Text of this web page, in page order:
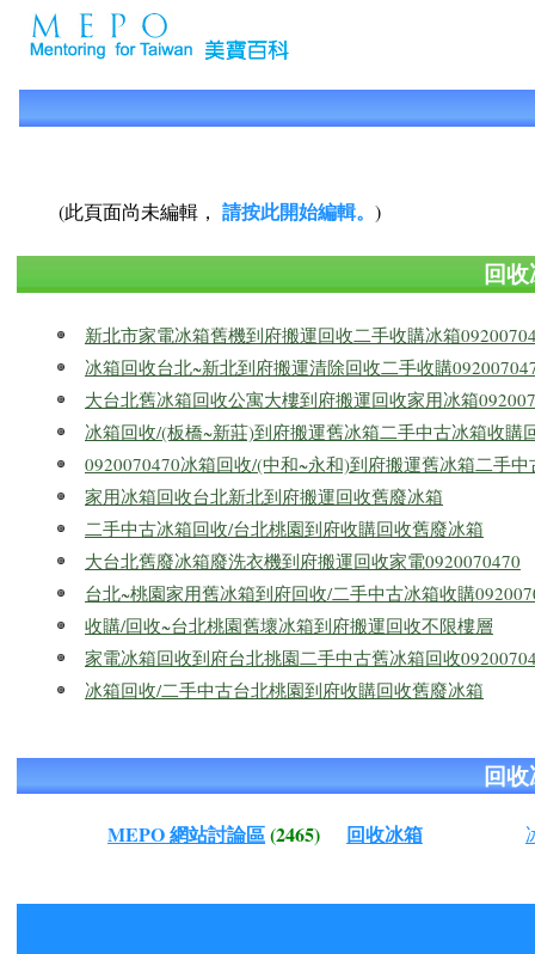
(此頁面尚未編輯， 請按此開始編輯。 )
回
新北市家電冰箱舊機到府搬運回收二手收購冰箱
冰箱回收台北~新北到府搬運清除回收二手收購
大台北舊冰箱回收公寓大樓到府搬運回收家用冰箱
冰箱回收/(板橋~新莊)到府搬運舊冰箱二手中古冰箱收購
0920070470冰箱回收/(中和~永和)到府搬運舊冰箱二手
家用冰箱回收台北新北到府搬運回收舊廢冰箱
二手中古冰箱回收/台北桃園到府收購回收舊廢冰箱
大台北舊廢冰箱廢洗衣機到府搬運回收家電0920070470
台北~桃園家用舊冰箱到府回收/二手中古冰箱收購
收購/回收~台北桃園舊壞冰箱到府搬運回收不限樓層
家電冰箱回收到府台北挑園二手中古舊冰箱回收
冰箱回收/二手中古台北桃園到府收購回收舊廢冰箱
回
MEPO 網站討論區(2465) 回收冰箱